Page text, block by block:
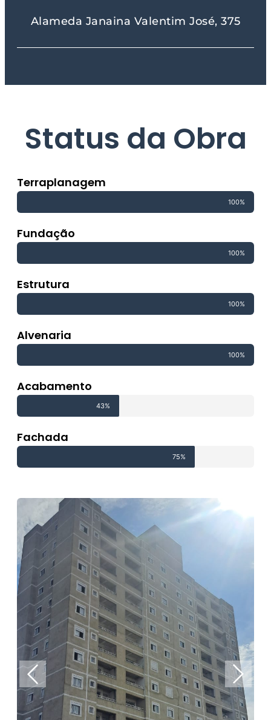
Alameda Janaina Valentim José, 375
Status da Obra
Terraplanagem
100%
Fundação
100%
Estrutura
100%
Alvenaria
100%
Acabamento
43%
Fachada
75%